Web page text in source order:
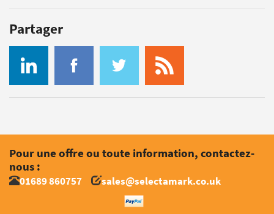
Partager
Pour une offre ou toute information, contactez-
nous :
01689 860757 sales@selectamark.co.uk